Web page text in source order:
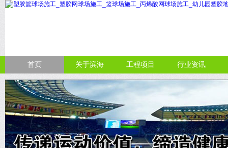
首页 关于滨海 工程项目 行业资讯